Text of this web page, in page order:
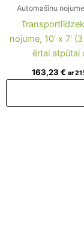
Automašīnu
nojume, 10′ x 7′
ērtai atpūtai
163,23 € ar